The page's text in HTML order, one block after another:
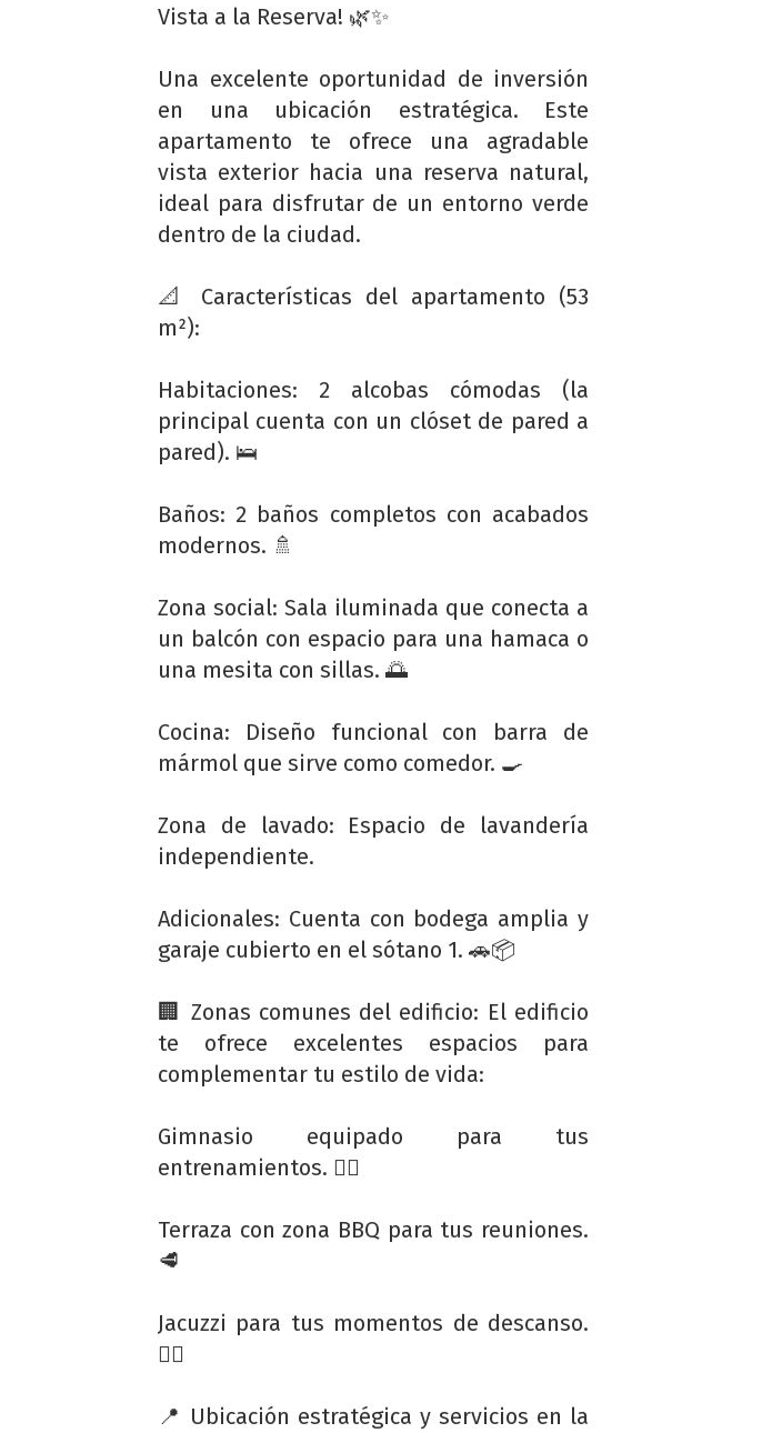
Vista a la Reserva! 🌿✨
Una excelente oportunidad de inversión
en una ubicación estratégica. Este
apartamento te ofrece una agradable
vista exterior hacia una reserva natural,
ideal para disfrutar de un entorno verde
dentro de la ciudad.
📐 Características del apartamento (53
m²):
Habitaciones: 2 alcobas cómodas (la
principal cuenta con un clóset de pared a
pared). 🛌
Baños: 2 baños completos con acabados
modernos. 🚿
Zona social: Sala iluminada que conecta a
un balcón con espacio para una hamaca o
una mesita con sillas. 🌅
Cocina: Diseño funcional con barra de
mármol que sirve como comedor. 🍳
Zona de lavado: Espacio de lavandería
independiente.
Adicionales: Cuenta con bodega amplia y
garaje cubierto en el sótano 1. 🚗📦
🏢 Zonas comunes del edificio: El edificio
te ofrece excelentes espacios para
complementar tu estilo de vida:
Gimnasio equipado para tus
entrenamientos. 🏋️‍♂️
Terraza con zona BBQ para tus reuniones.
🥩
Jacuzzi para tus momentos de descanso.
🧖‍♀️
📍 Ubicación estratégica y servicios en la